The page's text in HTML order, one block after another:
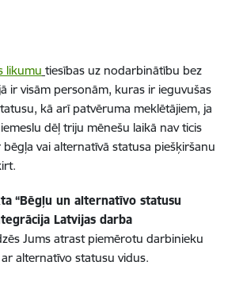
likumu tiesības uz nodarbinātību bez
ir visām personām, kuras ir ieguvušas
kā arī patvēruma meklētājiem, ja
dēļ triju mēnešu laikā nav ticis
vai alternatīvā statusa piešķiršanu
“Bēgļu un alternatīvo statusu
Latvijas darba
Jums atrast piemērotu darbinieku
alternatīvo statusu vidus.